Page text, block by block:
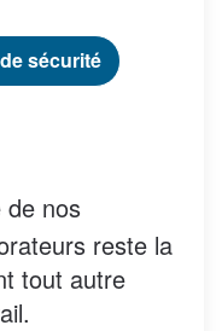
sécurité
de nos
reste la
tout autre